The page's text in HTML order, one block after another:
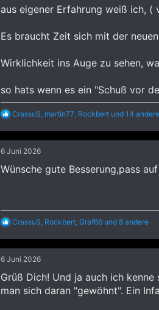
aus eigener Erfahrung weiß ich,
Es braucht Zeit sich mit der
Wirklichkeit ins Auge zu sehen,
so hats wenn es ein "Schuß vor
R
a
k
t
o
:
CrassuS, martin77, Rockbert und 14 andere
6 Juni 2026
Wünsche gute Besserung,pass
R
a
k
t
o
n
CrassuS, Rockbert, Graf66 und 8 andere
6 Juni 2026
Grüß Dich! Und ja auch ich
man sich daran "gewöhnt". Ein